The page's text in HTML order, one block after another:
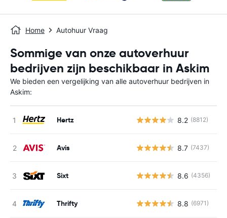
Home Autohuur Vraag
Sommige van onze autoverhuur
bedrijven zijn beschikbaar in Askim
We bieden een vergelijking van alle autoverhuur bedrijven in
Askim:
Hertz 8.2 (8812)
Avis 8.7 (7437)
Sixt 8.6 (4356)
Thrifty 8.8 (6971)